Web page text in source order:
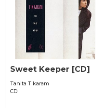
Sweet Keeper [CD]
Tanita Tikaram
CD